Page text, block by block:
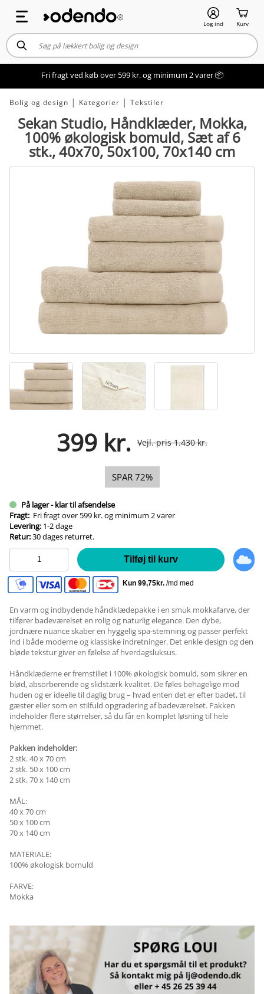
Log ind Kurv
Fri fragt ved køb over 599 kr. og minimum 2 varer 📦
Bolig og design Kategorier Tekstiler
Sekan Studio, Håndklæder, Mokka,
100% økologisk bomuld, Sæt af 6
stk., 40x70, 50x100, 70x140 cm
399 kr. Vejl. pris 1.430 kr.
SPAR 72%
På lager - klar til afsendelse
Fragt: Fri fragt over 599 kr. og minimum 2 varer
Levering: 1-2 dage
Retur:30 dages returret.
Tilføj til kurv
En varm og indbydende håndklædepakke i en smuk mokkafarve, der
tilfører badeværelset en rolig og naturlig elegance. Den dybe,
jordnære nuance skaber en hyggelig spa-stemning og passer perfekt
ind i både moderne og klassiske indretninger. Det enkle design og den
bløde tekstur giver en følelse af hverdagsluksus.
Håndklæderne er fremstillet i 100% økologisk bomuld, som sikrer en
blød, absorberende og slidstærk kvalitet. De føles behagelige mod
huden og er ideelle til daglig brug – hvad enten det er efter badet, til
gæster eller som en stilfuld opgradering af badeværelset. Pakken
indeholder flere størrelser, så du får en komplet løsning til hele
hjemmet.
Pakken indeholder:
2 stk. 40 x 70 cm
2 stk. 50 x 100 cm
2 stk. 70 x 140 cm
MÅL:
40 x 70 cm
50 x 100 cm
70 x 140 cm
MATERIALE:
100% økologisk bomuld
FARVE:
Mokka